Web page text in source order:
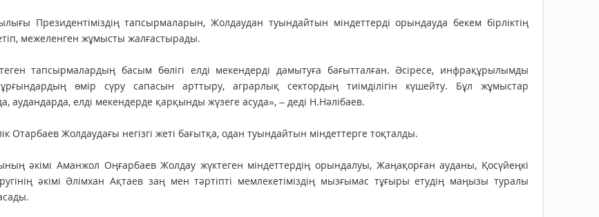
Президентіміздің тапсырмаларын, Жолдаудан туындайтын міндеттерді орындауда бекем бірліктің
межеленген жұмысты жалғастырады.
тапсырмалардың басым бөлігі елді мекендерді дамытуға бағытталған. Әсіресе, инфрақұрылымды
өмір сүру сапасын арттыру, аграрлық сектордың тиімділігін күшейту. Бұл жұмыстар
аудандарда, елді мекендерде қарқынды жүзеге асуда», – деді Н.Нәлібаев.
Отарбаев Жолдаудағы негізгі жеті бағытқа, одан туындайтын міндеттерге тоқталды.
әкімі Аманжол Оңғарбаев Жолдау жүктеген міндеттердің орындалуы, Жаңақорған ауданы, Қосүйеңкі
әкімі Әлімхан Ақтаев заң мен тәртіпті мемлекетіміздің мызғымас тұғыры етудің маңызы туралы